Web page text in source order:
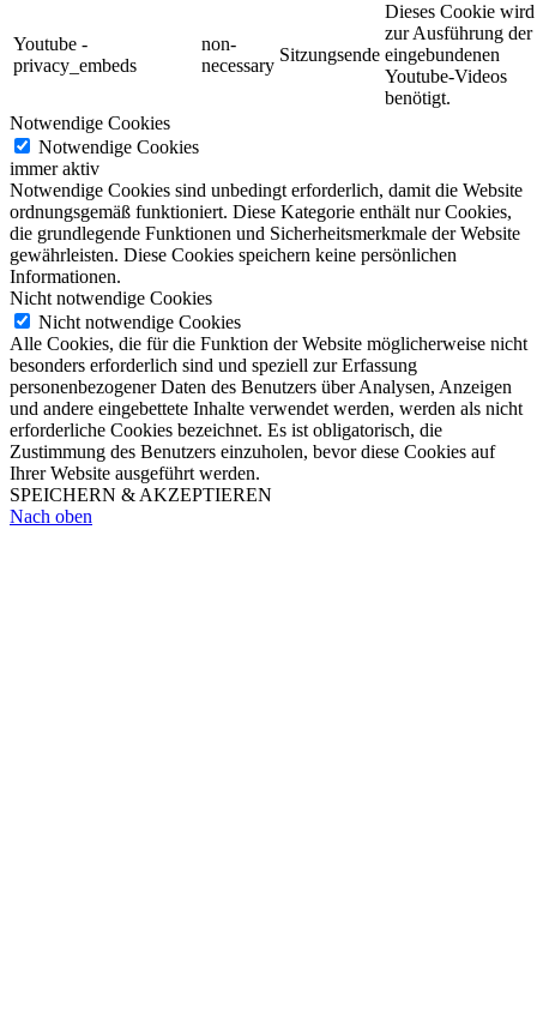
Youtube -
privacy_embeds
non-
necessary
Sitzungsende
Dieses Cookie wird
zur Ausführung der
eingebundenen
Youtube-Videos
benötigt.
Notwendige Cookies
Notwendige Cookies
immer aktiv
Notwendige Cookies sind unbedingt erforderlich, damit die Website
ordnungsgemäß funktioniert. Diese Kategorie enthält nur Cookies,
die grundlegende Funktionen und Sicherheitsmerkmale der Website
gewährleisten. Diese Cookies speichern keine persönlichen
Informationen.
Nicht notwendige Cookies
Nicht notwendige Cookies
Alle Cookies, die für die Funktion der Website möglicherweise nicht
besonders erforderlich sind und speziell zur Erfassung
personenbezogener Daten des Benutzers über Analysen, Anzeigen
und andere eingebettete Inhalte verwendet werden, werden als nicht
erforderliche Cookies bezeichnet. Es ist obligatorisch, die
Zustimmung des Benutzers einzuholen, bevor diese Cookies auf
Ihrer Website ausgeführt werden.
SPEICHERN & AKZEPTIEREN
Nach oben